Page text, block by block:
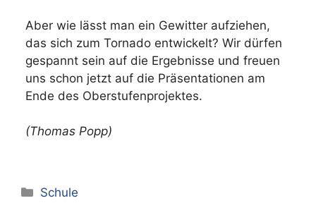
Aber wie lässt man ein Gewitter aufziehen,
das sich zum Tornado entwickelt? Wir dürfen
gespannt sein auf die Ergebnisse und freuen
uns schon jetzt auf die Präsentationen am
Ende des Oberstufenprojektes.
(Thomas Popp)
Kategorien
Schule